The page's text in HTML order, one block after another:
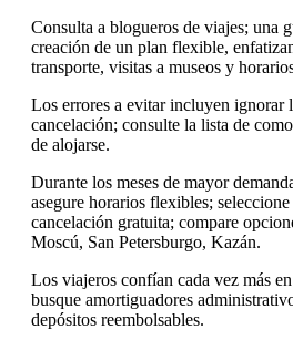
Consulta a blogueros de viajes; una
creación de un plan flexible,
transporte, visitas a museos y
Los errores a evitar incluyen ignorar
cancelación; consulte la lista de
de alojarse.
Durante los meses de mayor
asegure horarios flexibles;
cancelación gratuita; compare
Moscú, San Petersburgo, Kazán.
Los viajeros confían cada vez más
busque amortiguadores
depósitos reembolsables.